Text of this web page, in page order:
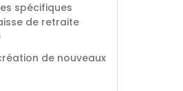
spécifiques
de retraite
de nouveaux